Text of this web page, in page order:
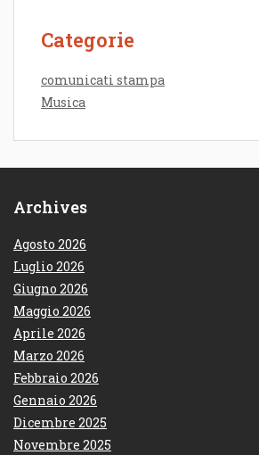
Categorie
comunicati stampa
Musica
Archives
Agosto 2026
Luglio 2026
Giugno 2026
Maggio 2026
Aprile 2026
Marzo 2026
Febbraio 2026
Gennaio 2026
Dicembre 2025
Novembre 2025